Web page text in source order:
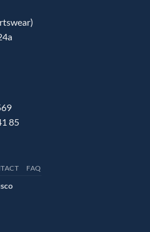
85
FAQ